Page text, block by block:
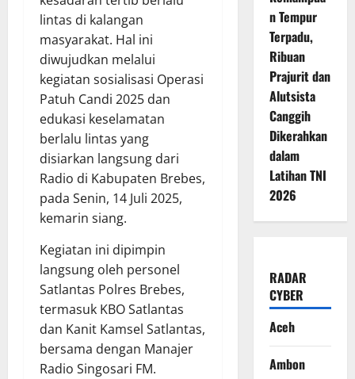
lintas di kalangan
masyarakat. Hal ini
diwujudkan melalui
kegiatan sosialisasi Operasi
Patuh Candi 2025 dan
edukasi keselamatan
berlalu lintas yang
disiarkan langsung dari
Radio di Kabupaten Brebes,
pada Senin, 14 Juli 2025,
kemarin siang.
Kegiatan ini dipimpin
langsung oleh personel
Satlantas Polres Brebes,
termasuk KBO Satlantas
dan Kanit Kamsel Satlantas,
bersama dengan Manajer
Radio Singosari FM.
n Tempur
Terpadu,
Ribuan
Prajurit dan
Alutsista
Canggih
Dikerahkan
dalam
Latihan TNI
2026
RADAR
CYBER
Aceh
Ambon